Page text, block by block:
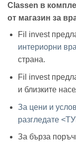
Classen в
от магазин за
Fil invest
интериорни
страна.
Fil invest
и близките
За цени и
разгледате
За бърза